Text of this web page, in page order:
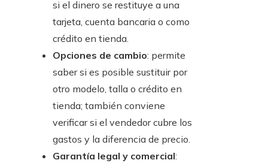
si el dinero se restituye a una
tarjeta, cuenta bancaria o como
crédito en tienda.
Opciones de cambio: permite
saber si es posible sustituir por
otro modelo, talla o crédito en
tienda; también conviene
verificar si el vendedor cubre los
gastos y la diferencia de precio.
Garantía legal y comercial: